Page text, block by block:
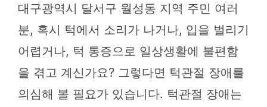
대구광역시 달서구 월성동 지역 주민 여러
분, 혹시 턱에서 소리가 나거나, 입을 벌리기
어렵거나, 턱 통증으로 일상생활에 불편함
을 겪고 계신가요? 그렇다면 턱관절 장애를
의심해 볼 필요가 있습니다. 턱관절 장애는